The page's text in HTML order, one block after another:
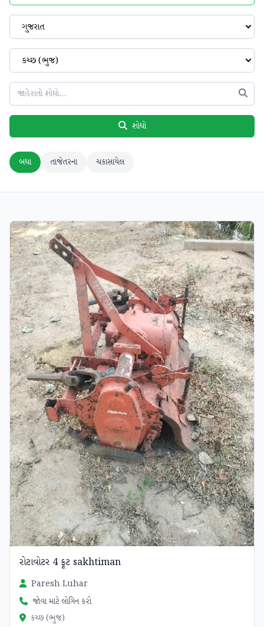
ગુજરાત
કચ્છ (ભુજ)
શોધો
બધા તાજેતરના ચકાસાયેલ
રોટાવોટર 4 ફૂટ sakhtiman
Paresh Luhar
જોવા માટે લોગિન કરો
કચ્છ (ભુજ)